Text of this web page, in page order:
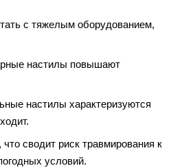
с тяжелым оборудованием,
настилы повышают
настилы характеризуются
сводит риск травмирования к
условий.